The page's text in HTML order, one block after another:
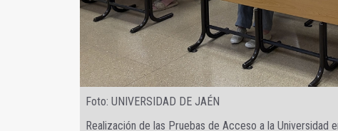
Foto: UNIVERSIDAD DE JAÉN
Realización de las Pruebas de Acceso a la Universidad